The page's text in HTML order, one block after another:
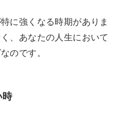
に強くなる時期がありま
、あなたの人生において
のです。
時